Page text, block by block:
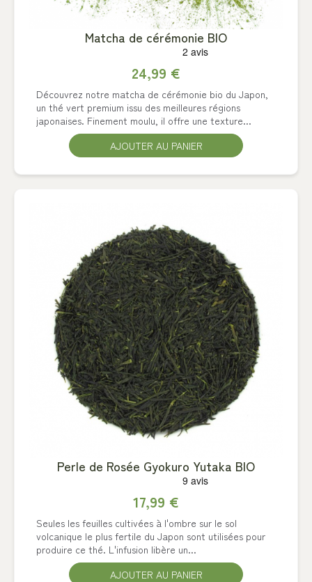
Matcha de cérémonie BIO
24,99 €
Découvrez notre matcha de cérémonie bio du Japon,
un thé vert premium issu des meilleures régions
japonaises. Finement moulu, il offre une texture...
AJOUTER AU PANIER
Perle de Rosée Gyokuro Yutaka BIO
17,99 €
Seules les feuilles cultivées à l'ombre sur le sol
volcanique le plus fertile du Japon sont utilisées pour
produire ce thé. L'infusion libère un...
AJOUTER AU PANIER